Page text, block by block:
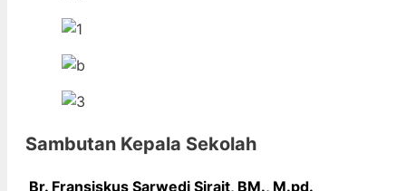
Sambutan Kepala Sekolah
Br. Fransiskus Sarwedi Sirait, BM., M.pd.